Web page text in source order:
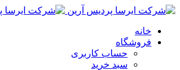
خانه
فروشگاه
حساب کاربری
سبد خرید